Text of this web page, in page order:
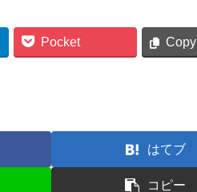
Pocket Copy
はてブ
コピー